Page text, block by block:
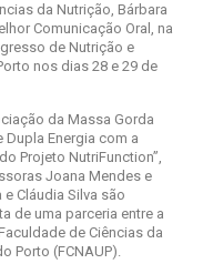
da Nutrição, Bárbara
Comunicação Oral, na
de Nutrição e
nos dias 28 e 29 de
da Massa Gorda
Energia com a
Projeto NutriFunction”,
Joana Mendes e
Cláudia Silva são
de uma parceria entre a
de Ciências da
Porto (FCNAUP).